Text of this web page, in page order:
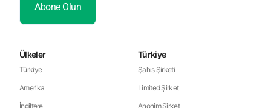
Ülkeler
Türkiye
Amerika
İngiltere
Türkiye
Şahıs Şirketi
Limited Şirket
Anonim Şirket